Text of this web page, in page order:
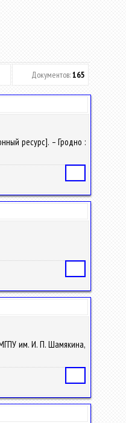
Документов:165
ресурс]. – Гродно :
им. И. П. Шамякина,